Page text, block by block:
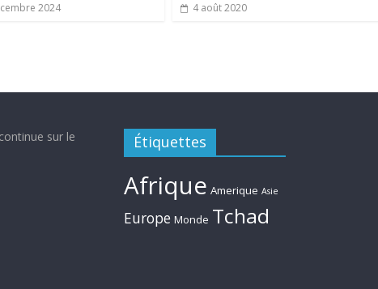
2024 4 août 2020
sur le
Étiquettes
Afrique Amerique Asie
Europe Monde Tchad